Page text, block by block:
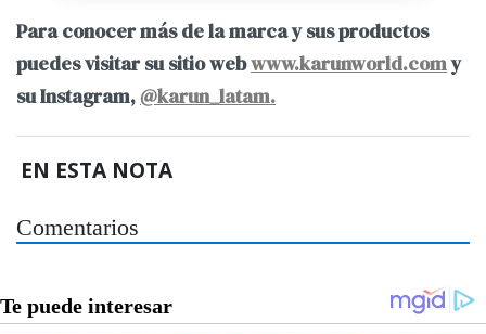
Para conocer más de la marca y sus productos
puedes visitar su sitio webwww.karunworld.comy
su Instagram, @karun_latam.
EN ESTA NOTA
Comentarios